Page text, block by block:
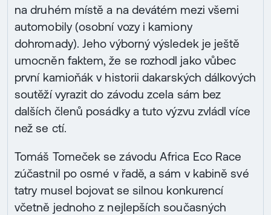
na druhém místě a na devátém mezi všemi
automobily (osobní vozy i kamiony
dohromady). Jeho výborný výsledek je ještě
umocněn faktem, že se rozhodl jako vůbec
první kamioňák v historii dakarských dálkových
soutěží vyrazit do závodu zcela sám bez
dalších členů posádky a tuto výzvu zvládl více
než se ctí.
Tomáš Tomeček se závodu Africa Eco Race
zúčastnil po osmé v řadě, a sám v kabině své
tatry musel bojovat se silnou konkurencí
včetně jednoho z nejlepších současných